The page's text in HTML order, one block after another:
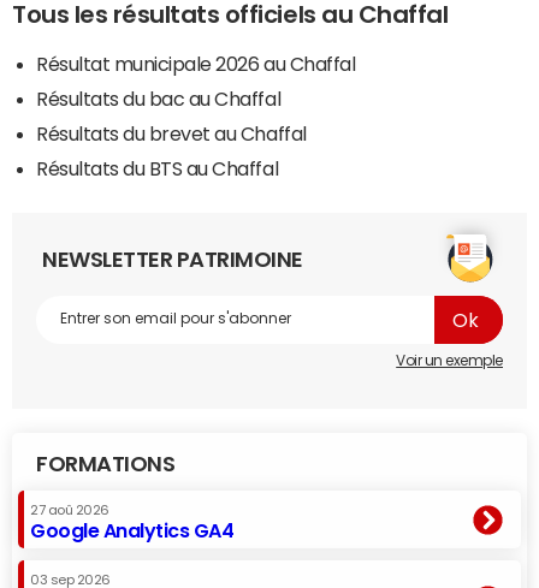
Tous les résultats officiels au Chaffal
Résultat municipale 2026 au Chaffal
Résultats du bac au Chaffal
Résultats du brevet au Chaffal
Résultats du BTS au Chaffal
NEWSLETTER PATRIMOINE
Voir un exemple
FORMATIONS
27 aoû 2026
Google Analytics GA4
03 sep 2026